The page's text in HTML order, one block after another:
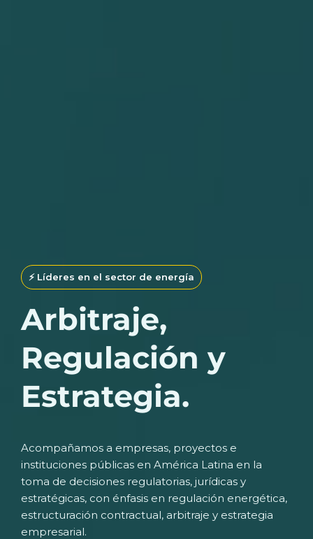
⚡️ Líderes en el sector de energía
Arbitraje,
Regulación y
Estrategia.
Acompañamos a empresas, proyectos e
instituciones públicas en América Latina en la
toma de decisiones regulatorias, jurídicas y
estratégicas, con énfasis en regulación energética,
estructuración contractual, arbitraje y estrategia
empresarial.